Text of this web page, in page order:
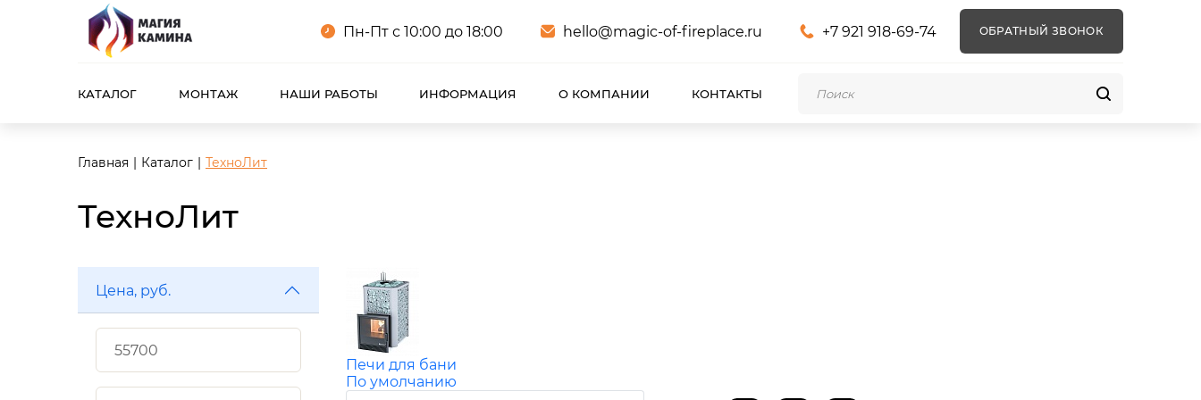
Пн-Пт с 10:00 до 18:00 hello@magic-of-fireplace.ru +7 921 918-69-74 ОБРАТНЫЙ ЗВОНОК
КАТАЛОГ МОНТАЖ НАШИ РАБОТЫ ИНФОРМАЦИЯ О КОМПАНИИ КОНТАКТЫ
Главная Каталог ТехноЛит
ТехноЛит
Цена, руб.
Печи для бани
По умолчанию